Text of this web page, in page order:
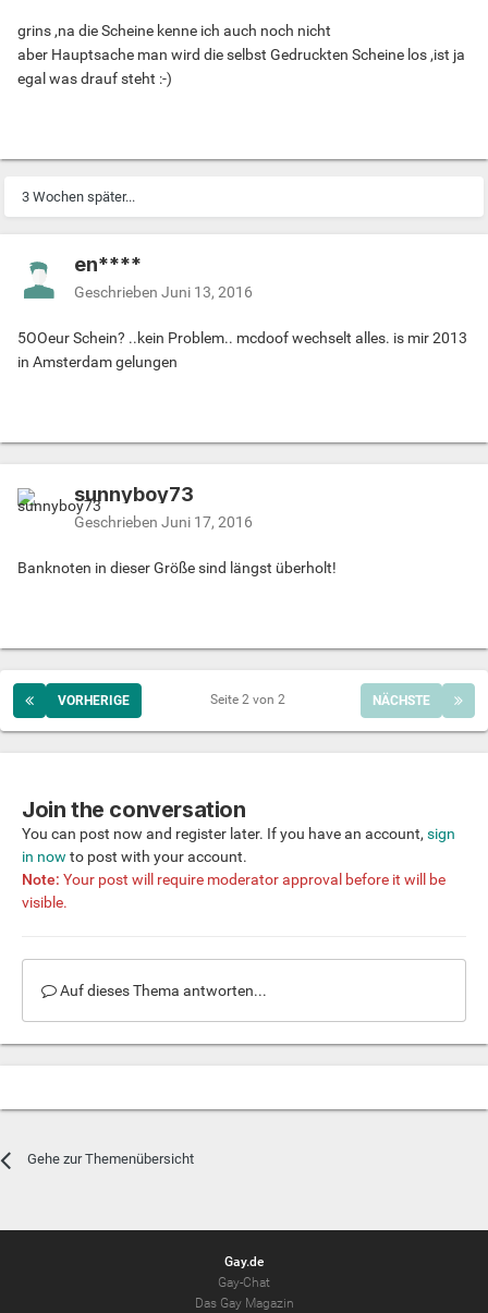
grins ,na die Scheine kenne ich auch noch nicht
aber Hauptsache man wird die selbst Gedruckten Scheine los ,ist ja
egal was drauf steht :-)
3 Wochen später...
en****
Geschrieben Juni 13, 2016
5OOeur Schein? ..kein Problem.. mcdoof wechselt alles. is mir 2013
in Amsterdam gelungen
sunnyboy73
Geschrieben Juni 17, 2016
Banknoten in dieser Größe sind längst überholt!
VORHERIGE NÄCHSTE
Seite 2 von 2
Join the conversation
You can post now and register later. If you have an account, sign
in now to post with your account.
Note: Your post will require moderator approval before it will be
visible.
Auf dieses Thema antworten...
Gehe zur Themenübersicht
Gay.de
Gay-Chat
Das Gay Magazin